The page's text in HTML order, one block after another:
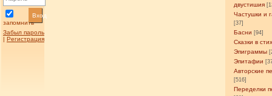
запомнить
Вход
Забыл пароль
| Регистрация
двустишия
Частушки и
[37]
Басни [94]
Сказки в
Эпиграммы
Эпитафии
Авторские
[516]
Переделки